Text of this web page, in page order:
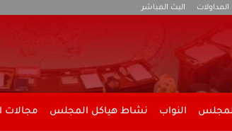
البث المباشر
النواب نشاط هياكل المجلس مجالات